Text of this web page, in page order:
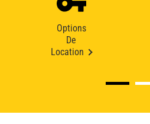
Options
De
Location